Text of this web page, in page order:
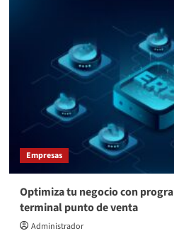
Empresas
Optimiza tu negocio con
terminal punto de venta
Administrador